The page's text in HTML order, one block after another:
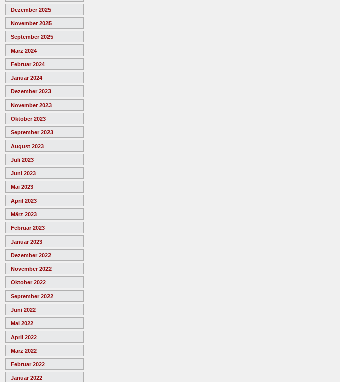
Dezember 2025
November 2025
September 2025
März 2024
Februar 2024
Januar 2024
Dezember 2023
November 2023
Oktober 2023
September 2023
August 2023
Juli 2023
Juni 2023
Mai 2023
April 2023
März 2023
Februar 2023
Januar 2023
Dezember 2022
November 2022
Oktober 2022
September 2022
Juni 2022
Mai 2022
April 2022
März 2022
Februar 2022
Januar 2022